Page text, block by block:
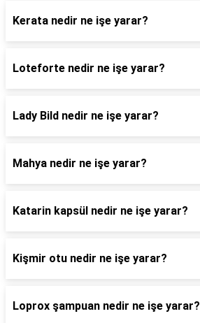
Kerata nedir ne işe yarar?
Loteforte nedir ne işe yarar?
Lady Bild nedir ne işe yarar?
Mahya nedir ne işe yarar?
Katarin kapsül nedir ne işe yarar?
Kişmir otu nedir ne işe yarar?
Loprox şampuan nedir ne işe yarar?